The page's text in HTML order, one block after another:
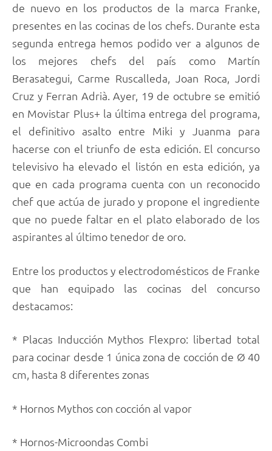
de nuevo en los productos de la marca Franke,
presentes en las cocinas de los chefs. Durante esta
segunda entrega hemos podido ver a algunos de
los mejores chefs del país como Martín
Berasategui, Carme Ruscalleda, Joan Roca, Jordi
Cruz y Ferran Adrià. Ayer, 19 de octubre se emitió
en Movistar Plus+ la última entrega del programa,
el definitivo asalto entre Miki y Juanma para
hacerse con el triunfo de esta edición. El concurso
televisivo ha elevado el listón en esta edición, ya
que en cada programa cuenta con un reconocido
chef que actúa de jurado y propone el ingrediente
que no puede faltar en el plato elaborado de los
aspirantes al último tenedor de oro.
Entre los productos y electrodomésticos de Franke
que han equipado las cocinas del concurso
destacamos:
* Placas Inducción Mythos Flexpro: libertad total
para cocinar desde 1 única zona de cocción de Ø 40
cm, hasta 8 diferentes zonas
* Hornos Mythos con cocción al vapor
* Hornos-Microondas Combi